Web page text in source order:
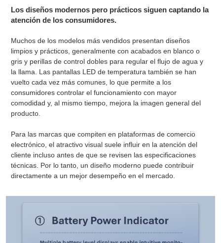
Los diseños modernos pero prácticos siguen captando la
atención de los consumidores.
Muchos de los modelos más vendidos presentan diseños
limpios y prácticos, generalmente con acabados en blanco o
gris y perillas de control dobles para regular el flujo de agua y
la llama. Las pantallas LED de temperatura también se han
vuelto cada vez más comunes, lo que permite a los
consumidores controlar el funcionamiento con mayor
comodidad y, al mismo tiempo, mejora la imagen general del
producto.
Para las marcas que compiten en plataformas de comercio
electrónico, el atractivo visual suele influir en la atención del
cliente incluso antes de que se revisen las especificaciones
técnicas. Por lo tanto, un diseño moderno puede contribuir
directamente a un mejor desempeño en el mercado.